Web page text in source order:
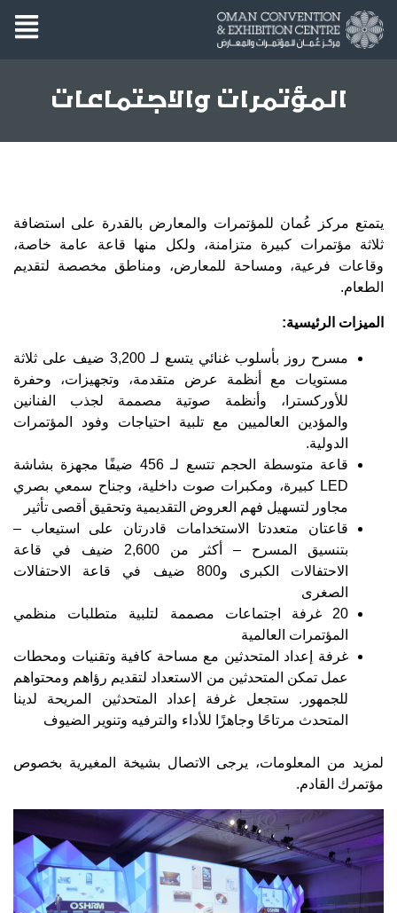
المؤتمرات والاجتماعات
يتمتع مركز عُمان للمؤتمرات والمعارض بالقدرة على استضافة
ثلاثة مؤتمرات كبيرة متزامنة، ولكل منها قاعة عامة خاصة،
وقاعات فرعية، ومساحة للمعارض، ومناطق مخصصة لتقديم
الطعام.
الميزات الرئيسية:
مسرح روز بأسلوب غنائي يتسع لـ 3,200 ضيف على ثلاثة
مستويات مع أنظمة عرض متقدمة، وتجهيزات، وحفرة
للأوركسترا، وأنظمة صوتية مصممة لجذب الفنانين
والمؤدين العالميين مع تلبية احتياجات وفود المؤتمرات
الدولية.
قاعة متوسطة الحجم تتسع لـ 456 ضيفًا مجهزة بشاشة
LED كبيرة، ومكبرات صوت داخلية، وجناح سمعي بصري
مجاور لتسهيل فهم العروض التقديمية وتحقيق أقصى تأثير
قاعتان متعددتا الاستخدامات قادرتان على استيعاب –
بتنسيق المسرح – أكثر من 2,600 ضيف في قاعة
الاحتفالات الكبرى و800 ضيف في قاعة الاحتفالات
الصغرى
20 غرفة اجتماعات مصممة لتلبية متطلبات منظمي
المؤتمرات العالمية
غرفة إعداد المتحدثين مع مساحة كافية وتقنيات ومحطات
عمل تمكن المتحدثين من الاستعداد لتقديم رؤاهم ومحتواهم
للجمهور. ستجعل غرفة إعداد المتحدثين المريحة لدينا
المتحدث مرتاحًا وجاهزًا للأداء والترفيه وتنوير الضيوف
لمزيد من المعلومات، يرجى الاتصال بشيخة المغيرية بخصوص
مؤتمرك القادم.